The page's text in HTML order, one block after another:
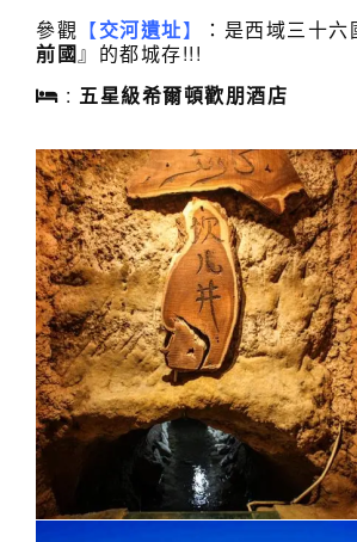
參觀 【交河遺址】 ：是西域三十
前國』的都城存!!!
: 五星級希爾頓歡朋酒店